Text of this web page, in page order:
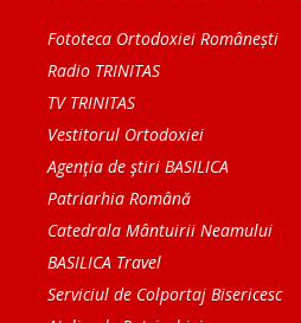
Fototeca Ortodoxiei Românești
Radio TRINITAS
TV TRINITAS
Vestitorul Ortodoxiei
Agenţia de ştiri BASILICA
Patriarhia Română
Catedrala Mântuirii Neamului
BASILICA Travel
Serviciul de Colportaj Bisericesc